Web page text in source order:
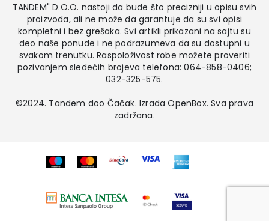
TANDEM" D.O.O. nastoji da bude što precizniji u opisu svih
proizvoda, ali ne može da garantuje da su svi opisi
kompletni i bez grešaka. Svi artikli prikazani na sajtu su
deo naše ponude i ne podrazumeva da su dostupni u
svakom trenutku. Raspoloživost robe možete proveriti
pozivanjem sledećih brojeva telefona: 064-858-0406;
032-325-575.
©2024. Tandem doo Čačak. IzradaOpenBox. Sva prava
zadržana.